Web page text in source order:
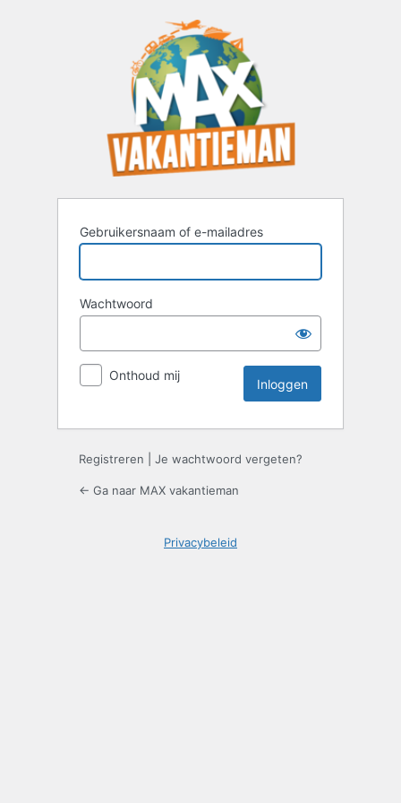
Gebruikersnaam of e-mailadres
Wachtwoord
Onthoud mij
Registreren Je wachtwoord vergeten?
← Ga naar MAX vakantieman
Privacybeleid